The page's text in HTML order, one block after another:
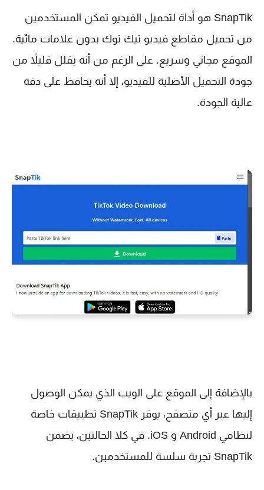
SnapTik هو أداة لتحميل الفيديو تمكن المستخدمين
من تحميل مقاطع فيديو تيك توك بدون علامات مائية.
الموقع مجاني وسريع. على الرغم من أنه يقلل قليلاً من
جودة التحميل الأصلية للفيديو، إلا أنه يحافظ على دقة
عالية الجودة.
بالإضافة إلى الموقع على الويب الذي يمكن الوصول
إليها عبر أي متصفح، يوفر SnapTik تطبيقات خاصة
لنظامي Android و iOS. في كلا الحالتين، يضمن
SnapTik تجربة سلسة للمستخدمين.